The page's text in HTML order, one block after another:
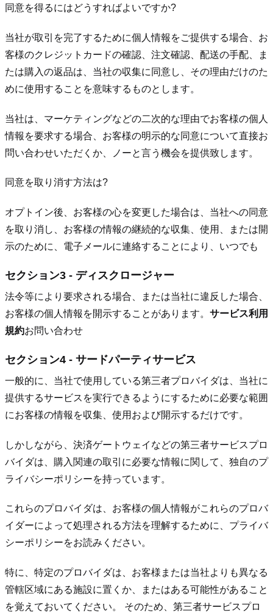
同意を得るにはどうすればよいですか?
当社が取引を完了するために個人情報をご提供する場合、お
客様のクレジットカードの確認、注文確認、配送の手配、ま
たは購入の返品は、当社の収集に同意し、その理由だけのた
めに使用することを意味するものとします。
当社は、マーケティングなどの二次的な理由でお客様の個人
情報を要求する場合、お客様の明示的な同意について直接お
問い合わせいただくか、ノーと言う機会を提供致します。
同意を取り消す方法は?
オプトイン後、お客様の心を変更した場合は、当社への同意
を取り消し、お客様の情報の継続的な収集、使用、または開
示のために、電子メールに連絡することにより、いつでも
セクション3 - ディスクロージャー
法令等により要求される場合、または当社に違反した場合、
お客様の個人情報を開示することがあります。 サービス利用
規約お問い合わせ
セクション4 - サードパーティサービス
一般的に、当社で使用している第三者プロバイダは、当社に
提供するサービスを実行できるようにするために必要な範囲
にお客様の情報を収集、使用および開示するだけです。
しかしながら、決済ゲートウェイなどの第三者サービスプロ
バイダは、購入関連の取引に必要な情報に関して、独自のプ
ライバシーポリシーを持っています。
これらのプロバイダは、お客様の個人情報がこれらのプロバ
イダーによって処理される方法を理解するために、プライバ
シーポリシーをお読みください。
特に、特定のプロバイダは、お客様または当社よりも異なる
管轄区域にある施設に置くか、またはある可能性があること
を覚えておいてください。 そのため、第三者サービスプロ